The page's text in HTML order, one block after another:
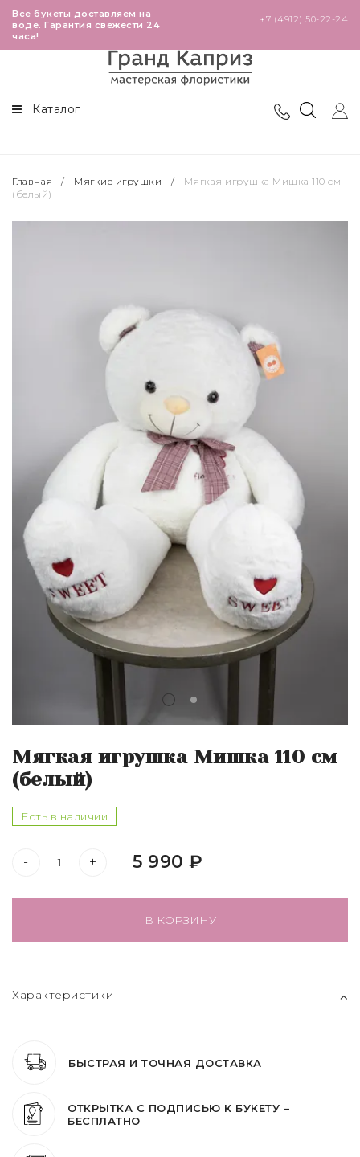
Все букеты доставляем на
воде. Гарантия свежести 24
часа!
+7 (4912) 50-22-24
Каталог
Главная / Мягкие игрушки /
Мягкая игрушка Мишка 110 см
(белый)
Мягкая игрушка Мишка 110 см
(белый)
Есть в наличии
- + 5 990 ₽
В КОРЗИНУ
Характеристики
БЫСТРАЯ И ТОЧНАЯ ДОСТАВКА
ОТКРЫТКА С ПОДПИСЬЮ К БУКЕТУ –
БЕСПЛАТНО
В наличии в магазинах